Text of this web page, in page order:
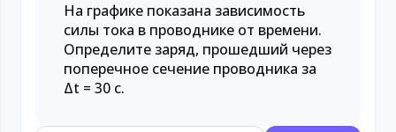
На графике показана зависимость
силы тока в проводнике от времени.
Определите заряд, прошедший через
поперечное сечение проводника за
Δt = 30 с.